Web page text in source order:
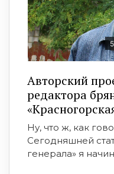
Авторский
редактора
Ну, что ж, как
Сегодняшней
генерала» я